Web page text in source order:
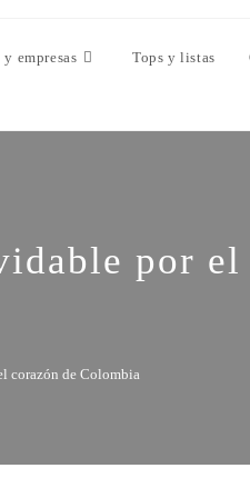
empresas Tops y listas
por el
corazón de Colombia